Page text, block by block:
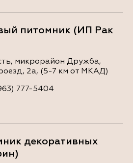
питомник (ИП Рак
микрорайон Дружба,
2а, (5-7 км от МКАД)
777-5404
декоративных